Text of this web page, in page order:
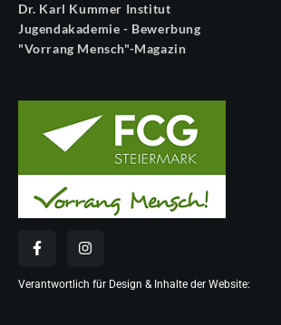
Dr. Karl Kummer Institut
Jugendakademie - Bewerbung
"Vorrang Mensch"-Magazin
Verantwortlich für Design & Inhalte der Website: